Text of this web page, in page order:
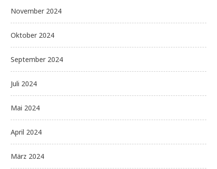
November 2024
Oktober 2024
September 2024
Juli 2024
Mai 2024
April 2024
März 2024